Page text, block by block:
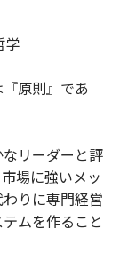
学
原則』であ
リーダーと評
場に強いメッ
りに専門経営
ムを作ること